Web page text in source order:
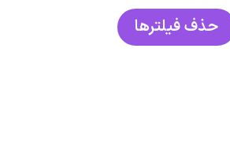
حذف فیلتر‌ها